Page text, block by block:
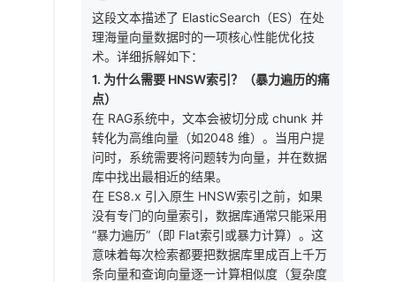
这段文本描述了 ElasticSearch（ES）在处
理海量向量数据时的一项核心性能优化技
术。详细拆解如下：
1. 为什么需要 HNSW索引？（暴力遍历的痛
点）
在 RAG系统中，文本会被切分成 chunk 并
转化为高维向量（如2048 维）。当用户提
问时，系统需要将问题转为向量，并在数据
库中找出最相近的结果。
在 ES8.x 引入原生 HNSW索引之前，如果
没有专门的向量索引，数据库通常只能采用
“暴力遍历”（即 Flat索引或暴力计算）。这
意味着每次检索都要把数据库里成百上千万
条向量和查询向量逐一计算相似度（复杂度